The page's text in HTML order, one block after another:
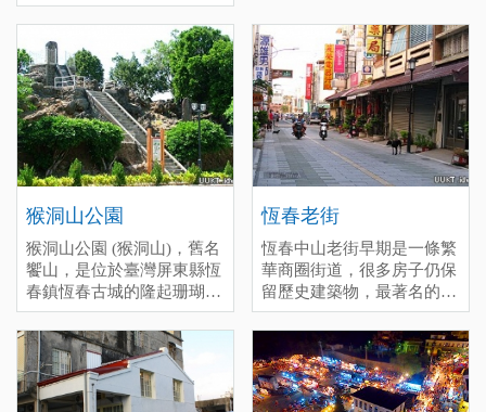
stops。 It's also a great place
to visit at night，as the
bonfires are more clearly
visible then。
民謠傳習教室、及圖書閱覽
傳承的古早音樂，大家印象
的思想起就是恆春當地有名
的陳達所創作，也是第一位
民謠起家者，到現在每一年
的10月會固定有民謠活動的
意義所在。 停留時間(分)：
深度(60), 一般(20), 趕場
(10)
[標籤：風雨無阻 免費 ]
的地方。
猴洞山公園
猴洞山公園 (猴洞山)，舊名
饗山，是位於臺灣屏東縣恆
春鎮恆春古城的隆起珊瑚
礁，為臺灣清治時期恆春八
景之一。
恆春老街
恆春中山老街早期是一條繁
華商圈街道，很多房子仍保
留歷史建築物，最著名的美
食-綠豆蒜是來恆春旅遊必
吃的甜品，冷熱皆美味。甚
至還有很多美食駐點在老街
周邊，也可以前往新興路恆
春市區唯一的傳統市場，尋